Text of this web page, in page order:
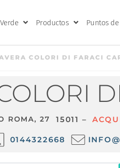
Productos Puntos
COLORI DI FARACI
ROMA, 27 15011 –
0144322668